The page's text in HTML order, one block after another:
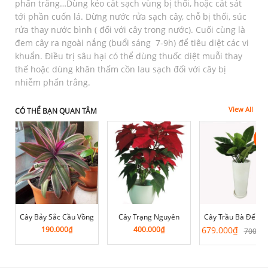
phấn trắng…Dùng kéo cắt sạch vùng bị thối, hoặc cắt sát
tới phần cuốn lá. Dừng nước rửa sạch cây, chỗ bị thối, súc
rửa thay nước bình ( đối với cây trong nước). Cuối cùng là
đem cây ra ngoài nắng (buổi sáng 7-9h) để tiêu diệt các vi
khuẩn. Điều trị sâu hại có thể dùng thuốc diệt muỗi thay
thế hoặc dùng khăn thấm cồn lau sạch đối với cây bị
nhiễm phấn trắng.
CÓ THỂ BẠN QUAN TÂM View All
Cây Bảy Sắc Cầu Vồng
190.000₫
Cây Trạng Nguyên
400.000₫
Cây Trầu Bà Đế
Giá
679.000₫Giá